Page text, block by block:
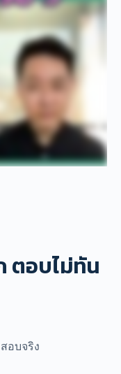
ตอบไม่ทัน
อบจริง